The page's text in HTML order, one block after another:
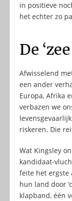
in positieve
het echter zo
De
Afwisselend
een ander
Europa, Afrika
verbazen we
riskeren. Die
Wat Kingsley
kandidaat-
feite het ergste
hun land door
klapband, één